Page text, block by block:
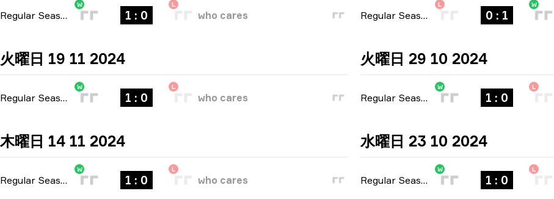
Regular Season -bo1
W
1 : 0
L
who cares
火曜日 19 11 2024
Regular Season -bo1
W
1 : 0
L
who cares
木曜日 14 11 2024
Regular Season -bo1
W
1 : 0
L
who cares
Regular Season
L
0 : 1
W
火曜日 29 10 2024
Regular Season -bo1
W
1 : 0
L
水曜日 23 10 2024
Regular Season -bo1
W
1 : 0
L